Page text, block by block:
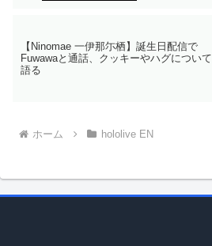
【Ninomae 一伊那尓栖】誕生日配信で
Fuwawaと通話、クッキーやハグについて
語る
ホーム hololive EN